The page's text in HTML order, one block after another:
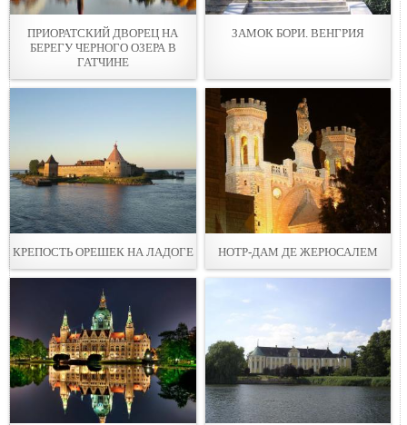
ПРИОРАТСКИЙ ДВОРЕЦ НА
БЕРЕГУ ЧЕРНОГО ОЗЕРА В
ГАТЧИНЕ
ЗАМОК БОРИ. ВЕНГРИЯ
КРЕПОСТЬ ОРЕШЕК НА ЛАДОГЕ НОТР-ДАМ ДЕ ЖЕРЮСАЛЕМ